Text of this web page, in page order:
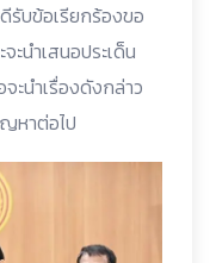
รับข้อเรียกร้องขอ
ะนำเสนอประเด็น
ะนำเรื่องดังกล่าว
หาต่อไป